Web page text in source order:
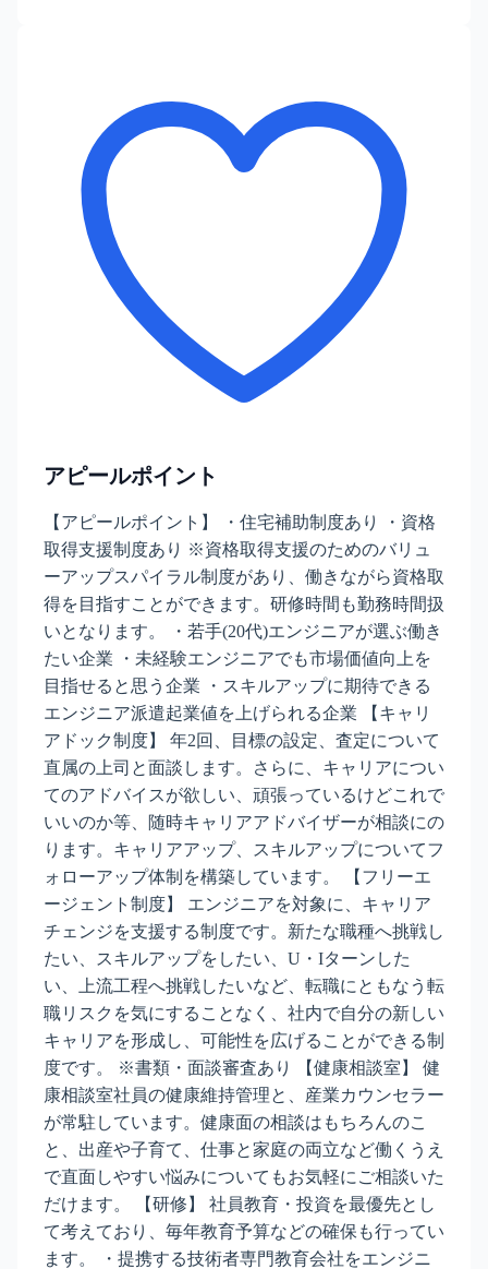
アピールポイント
【アピールポイント】 ・住宅補助制度あり ・資格
取得支援制度あり ※資格取得支援のためのバリュ
ーアップスパイラル制度があり、働きながら資格取
得を目指すことができます。研修時間も勤務時間扱
いとなります。 ・若手(20代)エンジニアが選ぶ働き
たい企業 ・未経験エンジニアでも市場価値向上を
目指せると思う企業 ・スキルアップに期待できる
エンジニア派遣起業値を上げられる企業 【キャリ
アドック制度】 年2回、目標の設定、査定について
直属の上司と面談します。さらに、キャリアについ
てのアドバイスが欲しい、頑張っているけどこれで
いいのか等、随時キャリアアドバイザーが相談にの
ります。キャリアアップ、スキルアップについてフ
ォローアップ体制を構築しています。 【フリーエ
ージェント制度】 エンジニアを対象に、キャリア
チェンジを支援する制度です。新たな職種へ挑戦し
たい、スキルアップをしたい、U・Iターンした
い、上流工程へ挑戦したいなど、転職にともなう転
職リスクを気にすることなく、社内で自分の新しい
キャリアを形成し、可能性を広げることができる制
度です。 ※書類・面談審査あり 【健康相談室】 健
康相談室社員の健康維持管理と、産業カウンセラー
が常駐しています。健康面の相談はもちろんのこ
と、出産や子育て、仕事と家庭の両立など働くうえ
で直面しやすい悩みについてもお気軽にご相談いた
だけます。 【研修】 社員教育・投資を最優先とし
て考えており、毎年教育予算などの確保も行ってい
ます。 ・提携する技術者専門教育会社をエンジニ